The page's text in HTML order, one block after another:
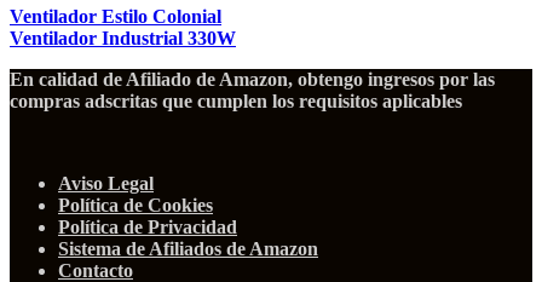
Ventilador Estilo Colonial
Ventilador Industrial 330W
En calidad de Afiliado de Amazon, obtengo ingresos por las
compras adscritas que cumplen los requisitos aplicables
Aviso Legal
Política de Cookies
Política de Privacidad
Sistema de Afiliados de Amazon
Contacto